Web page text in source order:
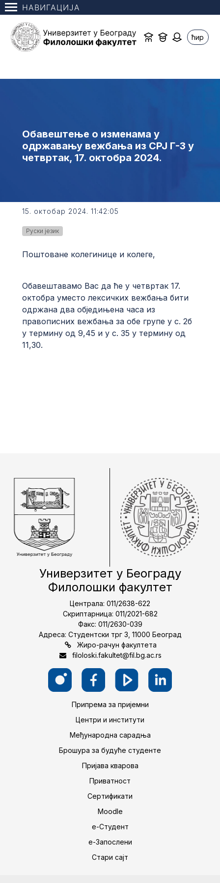
НАВИГАЦИЈА
ћир
Обавештење о изменама у
одржавању вежбања из СРЈ Г-3 у
четвртак, 17. октобра 2024.
15. октобар 2024. 11:42:05
Руски језик
Поштоване колегинице и колеге,
Обавештавамо Вас да ће у четвртак 17.
октобра уместо лексичких вежбања бити
одржана два обједињена часа из
правописних вежбања за обе групе у с. 2б
у термину од 9,45 и у с. 35 у термину од
11,30.
Универзитет у Београду
Филолошки факултет
Централа: 011/2638-622
Скриптарница: 011/2021-682
Факс: 011/2630-039
Адреса: Студентски трг 3, 11000 Београд
Жиро-рачун факултета
filoloski.fakultet@fil.bg.ac.rs
Припрема за пријемни
Центри и институти
Међународна сарадња
Брошура за будуће студенте
Пријава кварова
Приватност
Сертификати
Moodle
е-Студент
е-Запослени
Стари сајт